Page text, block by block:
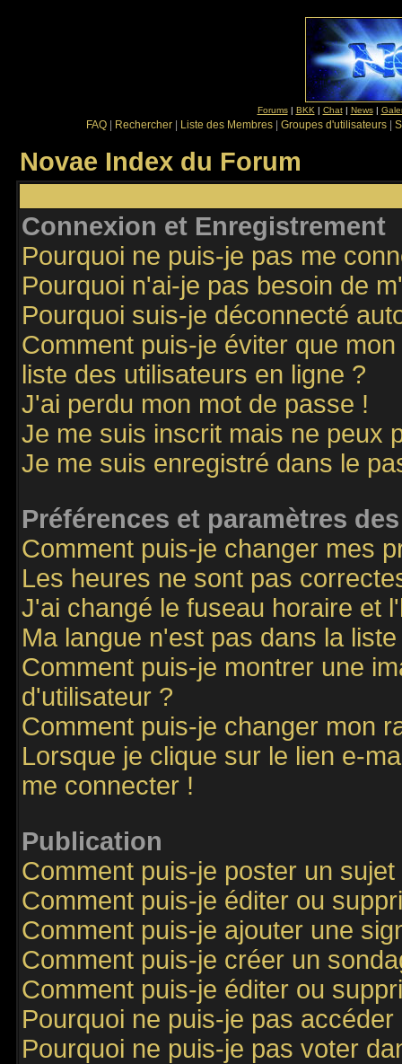
Forums| BKK | Chat| News|
FAQ Rechercher Liste des Membres Groupes d'utilisateurs
Novae Index du Forum
Connexion et Enregistrement
Pourquoi ne puis-je pas me
Pourquoi n'ai-je pas besoin de
Pourquoi suis-je déconnecté
Comment puis-je éviter que
liste des utilisateurs en ligne ?
J'ai perdu mon mot de passe !
Je me suis inscrit mais ne peux
Je me suis enregistré dans le
Préférences et paramètres
Comment puis-je changer mes
Les heures ne sont pas
J'ai changé le fuseau horaire et
Ma langue n'est pas dans la liste
Comment puis-je montrer une
d'utilisateur ?
Comment puis-je changer mon
Lorsque je clique sur le lien e-
me connecter !
Publication
Comment puis-je poster un
Comment puis-je éditer ou
Comment puis-je ajouter une
Comment puis-je créer un
Comment puis-je éditer ou
Pourquoi ne puis-je pas
Pourquoi ne puis-je pas voter